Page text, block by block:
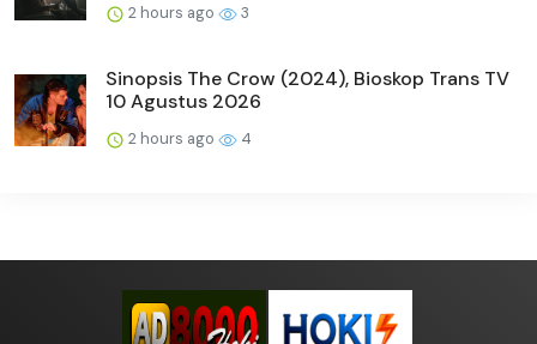
2 hours ago 3
Sinopsis The Crow (2024), Bioskop Trans TV
10 Agustus 2026
2 hours ago 4